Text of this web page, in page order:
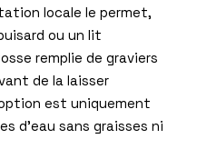
locale le permet,
ou un lit
remplie de graviers
de la laisser
est uniquement
d’eau sans graisses ni